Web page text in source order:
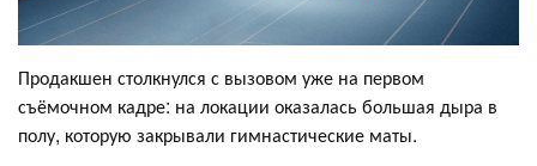
Продакшен столкнулся с вызовом уже на первом
съёмочном кадре: на локации оказалась большая дыра в
полу, которую закрывали гимнастические маты.